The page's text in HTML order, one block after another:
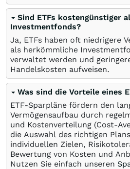
Sind ETFs kostengünstiger
Investmentfonds?
Ja, ETFs haben oft niedrigere
als herkömmliche
verwaltet werden und
Handelskosten aufweisen.
Was sind die Vorteile eines
ETF-Sparpläne fördern den
Vermögensaufbau durch
und Kostenverteilung (Cost-
die Auswahl des richtigen
individuellen Zielen,
Bewertung von Kosten und
Nutzen Sie einfach unseren